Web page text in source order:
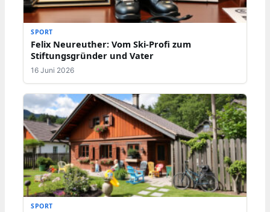
SPORT
Felix Neureuther: Vom Ski-Profi zum
Stiftungsgründer und Vater
16 Juni 2026
SPORT